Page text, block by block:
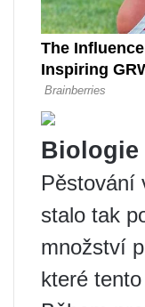
Biologie
Pěstování
stalo tak
množství
které